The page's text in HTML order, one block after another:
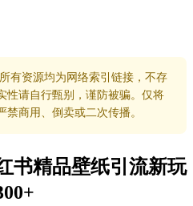
有资源均为网络索引链接，不存
性请自行甄别，谨防被骗。仅将
商用、倒卖或二次传播。
书精品壁纸引流新玩